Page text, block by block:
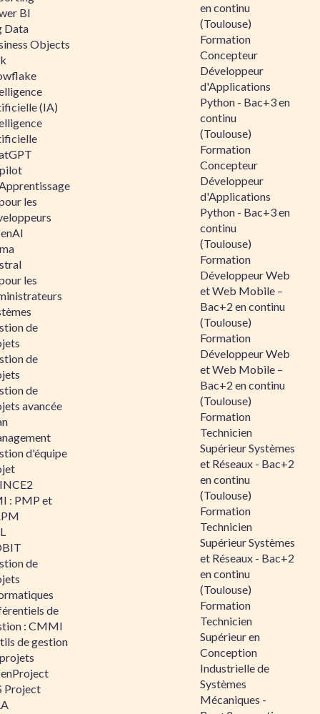
BI
Data
Objects
(IA)
les
les
de
de
de
avancée
d'équipe
: PMP et
de
de
: CMMI
de gestion
Project
en continu
(Toulouse)
Formation
Concepteur
Développeur
d'Applications
Python - Bac+3 en
continu
(Toulouse)
Formation
Concepteur
Développeur
d'Applications
Python - Bac+3 en
continu
(Toulouse)
Formation
Développeur Web
et Web Mobile –
Bac+2 en continu
(Toulouse)
Formation
Développeur Web
et Web Mobile –
Bac+2 en continu
(Toulouse)
Formation
Technicien
Supérieur Systèmes
et Réseaux - Bac+2
en continu
(Toulouse)
Formation
Technicien
Supérieur Systèmes
et Réseaux - Bac+2
en continu
(Toulouse)
Formation
Technicien
Supérieur en
Conception
Industrielle de
Systèmes
Mécaniques -